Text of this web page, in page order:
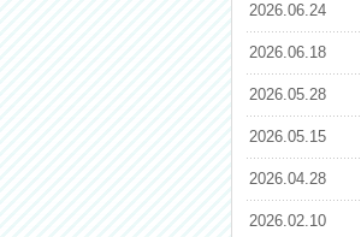
2026.06.24
2026.06.18
2026.05.28
2026.05.15
2026.04.28
2026.02.10